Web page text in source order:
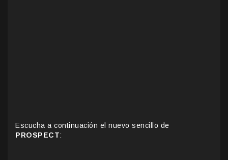
Escucha a continuación el nuevo sencillo de
PROSPECT: